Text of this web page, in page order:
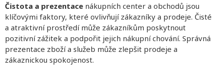
Čistota a prezentace nákupních center a obchodů jsou
klíčovými faktory, které ovlivňují zákazníky a prodeje. Čisté
a atraktivní prostředí může zákazníkům poskytnout
pozitivní zážitek a podpořit jejich nákupní chování. Správná
prezentace zboží a služeb může zlepšit prodeje a
zákaznickou spokojenost.